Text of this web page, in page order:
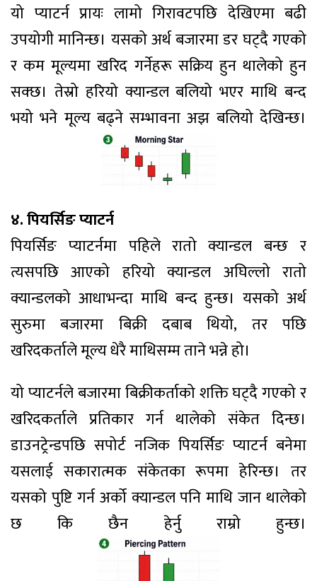
यो प्याटर्न प्रायः लामो गिरावटपछि देखिएमा बढी
उपयोगी मानिन्छ। यसको अर्थ बजारमा डर घट्दै गएको
र कम मूल्यमा खरिद गर्नेहरू सक्रिय हुन थालेको हुन
सक्छ। तेस्रो हरियो क्यान्डल बलियो भएर माथि बन्द
भयो भने मूल्य बढ्ने सम्भावना अझ बलियो देखिन्छ।
४. पियर्सिङ प्याटर्न
पियर्सिङ प्याटर्नमा पहिले रातो क्यान्डल बन्छ र
त्यसपछि आएको हरियो क्यान्डल अघिल्लो रातो
क्यान्डलको आधाभन्दा माथि बन्द हुन्छ। यसको अर्थ
सुरुमा बजारमा बिक्री दबाब थियो, तर पछि
खरिदकर्ताले मूल्य धेरै माथिसम्म ताने भन्ने हो।
यो प्याटर्नले बजारमा बिक्रीकर्ताको शक्ति घट्दै गएको र
खरिदकर्ताले प्रतिकार गर्न थालेको संकेत दिन्छ।
डाउनट्रेन्डपछि सपोर्ट नजिक पियर्सिङ प्याटर्न बनेमा
यसलाई सकारात्मक संकेतका रूपमा हेरिन्छ। तर
यसको पुष्टि गर्न अर्को क्यान्डल पनि माथि जान थालेको
छ कि छैन हेर्नु राम्रो हुन्छ।